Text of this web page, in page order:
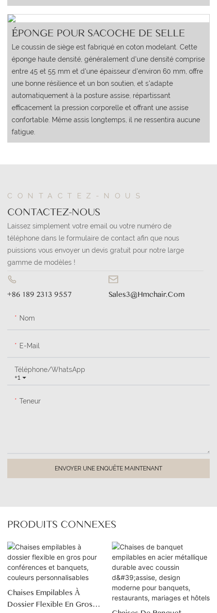
ÉPONGE POUR SACOCHE DE SELLE
Le coussin de siège est fabriqué en coton modelant. Cette
éponge haute densité, généralement d'une densité comprise
entre 45 et 55 mm et d'une épaisseur d'environ 60 mm, offre
une bonne résilience et un bon soutien, et s'adapte
automatiquement à la posture assise, répartissant
efficacement la pression corporelle et offrant une assise
confortable. Même assis longtemps, il ne ressentira aucune
fatigue.
CONTACTEZ-NOUS
CONTACTEZ-NOUS
Laissez simplement votre email ou votre numéro de
téléphone dans le formulaire de contact afin que nous
puissions vous envoyer un devis gratuit pour notre large
gamme de modèles !
+86 189 2313 9557 Sales3@hmchair.com
Nom
E-Mail
+1
Téléphone/WhatsApp
Teneur
ENVOYER UNE ENQUÊTE MAINTENANT
PRODUITS CONNEXES
Chaises Empilables À
Dossier Flexible En Gros